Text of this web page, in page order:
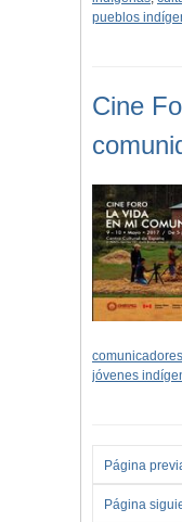
pueblos
Cine
jóvenes
Página
Página